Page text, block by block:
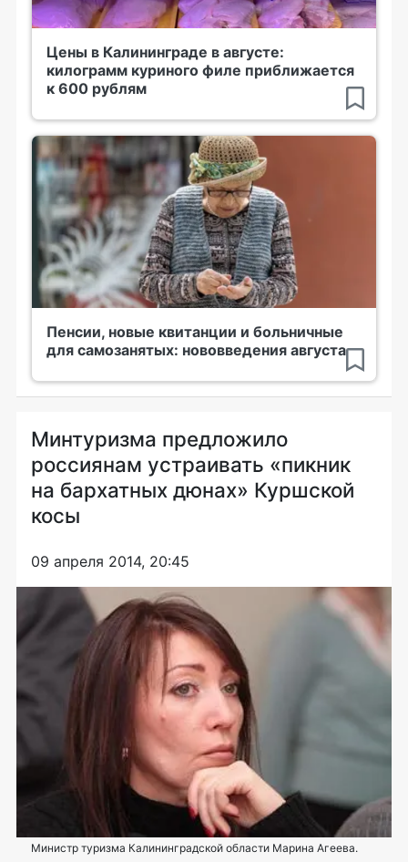
Цены в Калининграде в августе:
килограмм куриного филе приближается
к 600 рублям
Пенсии, новые квитанции и больничные
для самозанятых: нововведения августа
Минтуризма предложило
россиянам устраивать «пикник
на бархатных дюнах» Куршской
косы
09 апреля 2014, 20:45
Министр туризма Калининградской области Марина Агеева.